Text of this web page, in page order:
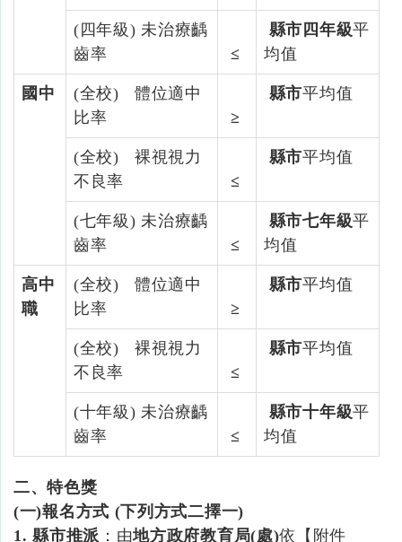
(四年級) 未治療齲
齒率
≤
縣市四年級平
均值
國中
(全校) 體位適中
比率
≥
縣市平均值
(全校) 裸視視力
不良率
≤
縣市平均值
(七年級) 未治療齲
齒率
≤
縣市七年級平
均值
高中
職
(全校) 體位適中
比率
≥
縣市平均值
(全校) 裸視視力
不良率
≤
縣市平均值
(十年級) 未治療齲
齒率
≤
縣市十年級平
均值
二、特色獎
(一)報名方式 (下列方式二擇一)
1. 縣市推派 ：由地方政府教育局(處)依【附件